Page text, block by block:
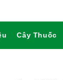
Cây Thuốc